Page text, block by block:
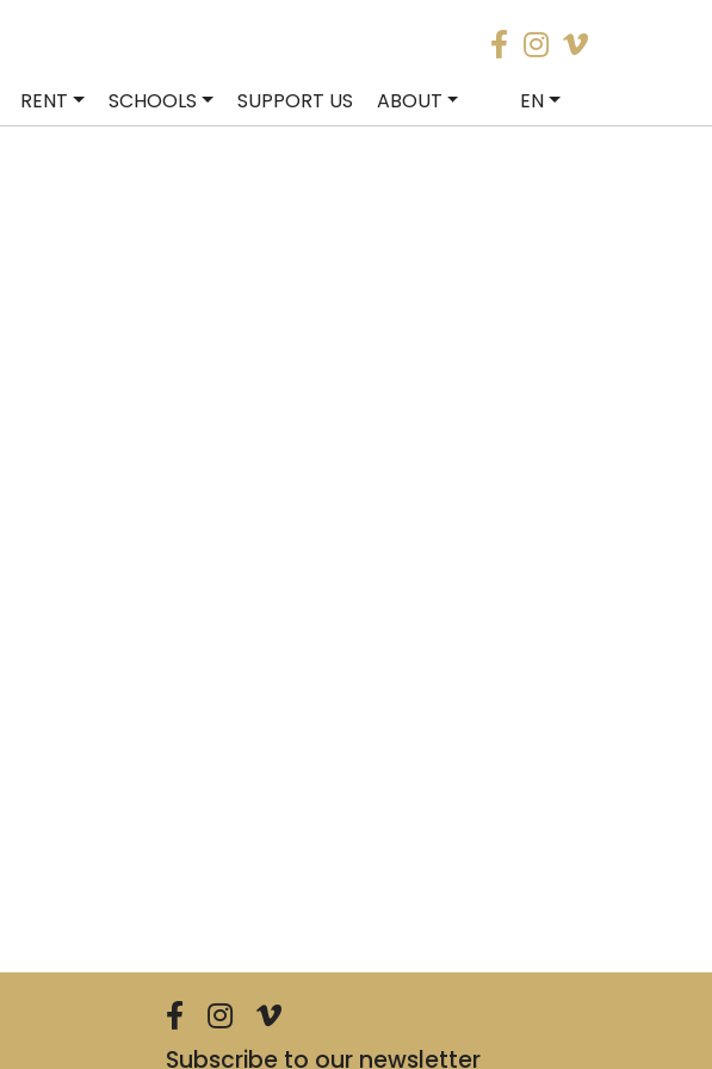
RENT SCHOOLS SUPPORT US ABOUT EN
Subscribe to our newsletter